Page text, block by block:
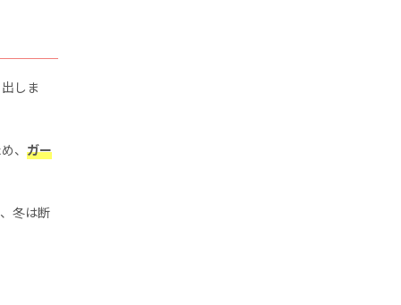
しま
、 ガー
冬は断